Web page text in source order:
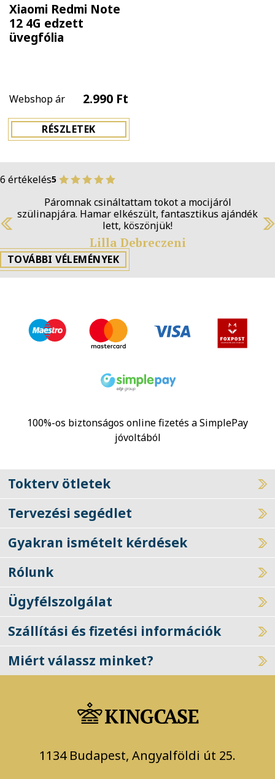
Xiaomi Redmi Note
12 4G edzett
üvegfólia
Webshop ár 2.990 Ft
RÉSZLETEK
6 értékelés5
Páromnak csináltattam tokot a mocijáról
szülinapjára. Hamar elkészült, fantasztikus ajándék
lett, köszönjük!
Lilla Debreczeni
Previous
TOVÁBBI VÉLEMÉNYEK
100%-os biztonságos online fizetés a SimplePay
jóvoltából
Tokterv ötletek
Tervezési segédlet
Gyakran ismételt kérdések
Rólunk
Ügyfélszolgálat
Szállítási és fizetési információk
Miért válassz minket?
1134 Budapest, Angyalföldi út 25.